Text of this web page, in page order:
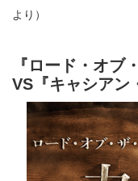
より）
『ロード・オブ
VS『キャシアン